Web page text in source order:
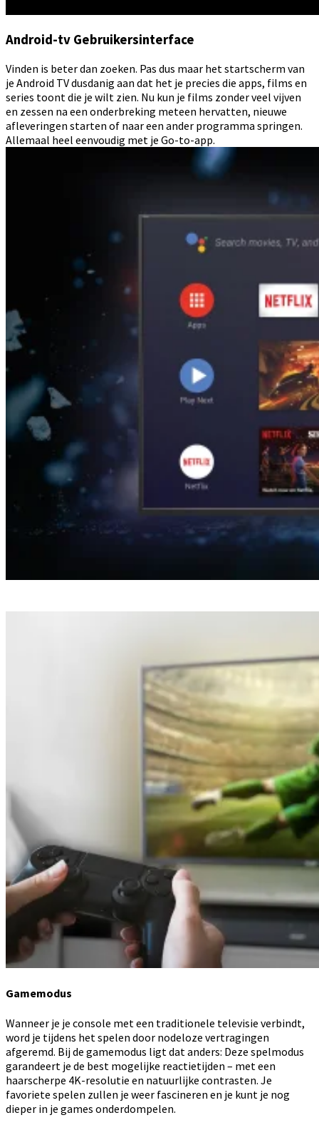
Android-tv Gebruikersinterface
Vinden is beter dan zoeken. Pas dus maar het startscherm van
je Android TV dusdanig aan dat het je precies die apps, films en
series toont die je wilt zien. Nu kun je films zonder veel vijven
en zessen na een onderbreking meteen hervatten, nieuwe
afleveringen starten of naar een ander programma springen.
Allemaal heel eenvoudig met je Go-to-app.
Gamemodus
Wanneer je je console met een traditionele televisie verbindt,
word je tijdens het spelen door nodeloze vertragingen
afgeremd. Bij de gamemodus ligt dat anders: Deze spelmodus
garandeert je de best mogelijke reactietijden – met een
haarscherpe 4K-resolutie en natuurlijke contrasten. Je
favoriete spelen zullen je weer fascineren en je kunt je nog
dieper in je games onderdompelen.